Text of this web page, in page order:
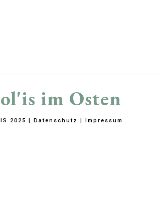
im Osten
2025 | Datenschutz | Impressum